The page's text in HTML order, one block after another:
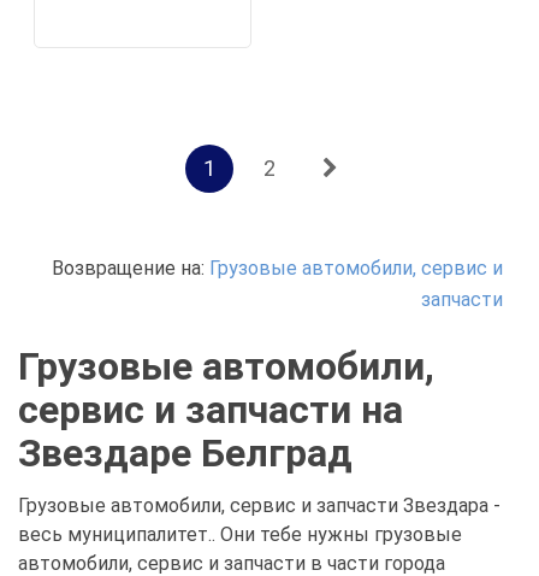
1 2
Возвращение на: Грузовые автомобили, сервис и
запчасти
Грузовые автомобили,
сервис и запчасти на
Звездаре Белград
Грузовые автомобили, сервис и запчасти Звездара -
весь муниципалитет.. Они тебе нужны грузовые
автомобили, сервис и запчасти в части города